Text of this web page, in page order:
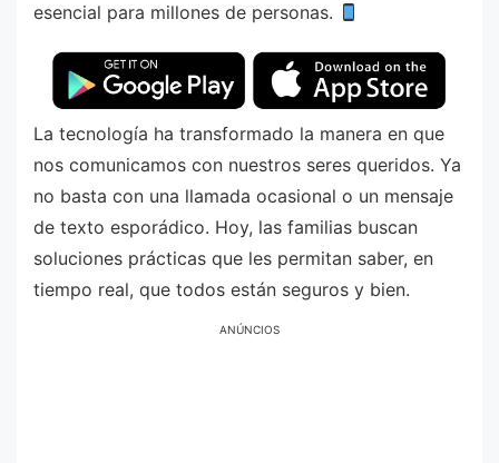
esencial para millones de personas.
La tecnología ha transformado la manera en que
nos comunicamos con nuestros seres queridos. Ya
no basta con una llamada ocasional o un mensaje
de texto esporádico. Hoy, las familias buscan
soluciones prácticas que les permitan saber, en
tiempo real, que todos están seguros y bien.
ANÚNCIOS